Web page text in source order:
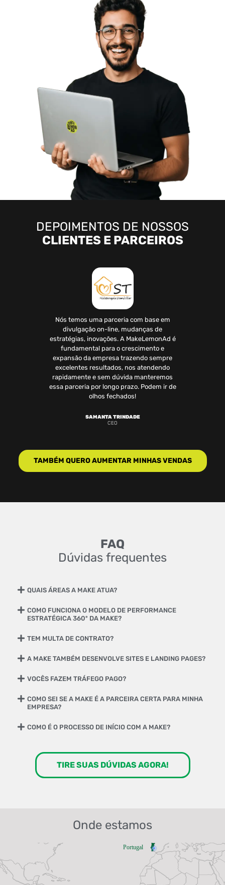
DEPOIMENTOS DE NOSSOS
CLIENTES E PARCEIROS
Nós temos uma parceria com base em
divulgação on-line, mudanças de
estratégias, inovações. A MakeLemonAd é
fundamental para o crescimento e
expansão da empresa trazendo sempre
excelentes resultados, nos atendendo
rapidamente e sem dúvida manteremos
essa parceria por longo prazo. Podem ir de
olhos fechados!
SAMANTA TRINDADE
CEO
TAMBÉM QUERO AUMENTAR MINHAS VENDAS
FAQ
Dúvidas frequentes
QUAIS ÁREAS A MAKE ATUA?
COMO FUNCIONA O MODELO DE PERFORMANCE
ESTRATÉGICA 360º DA MAKE?
TEM MULTA DE CONTRATO?
A MAKE TAMBÉM DESENVOLVE SITES E LANDING PAGES?
VOCÊS FAZEM TRÁFEGO PAGO?
COMO SEI SE A MAKE É A PARCEIRA CERTA PARA MINHA
EMPRESA?
COMO É O PROCESSO DE INÍCIO COM A MAKE?
TIRE SUAS DÚVIDAS AGORA!
Onde estamos